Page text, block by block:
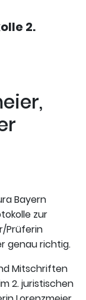
2.
Bayern
zur
Prüferin
genau richtig.
Mitschriften
2. juristischen